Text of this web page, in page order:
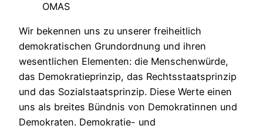
OMAS
Wir bekennen uns zu unserer freiheitlich
demokratischen Grundordnung und ihren
wesentlichen Elementen: die Menschenwürde,
das Demokratieprinzip, das Rechtsstaatsprinzip
und das Sozialstaatsprinzip. Diese Werte einen
uns als breites Bündnis von Demokratinnen und
Demokraten. Demokratie- und